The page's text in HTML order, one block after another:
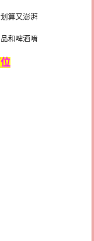
算又澎湃
和啤酒唷